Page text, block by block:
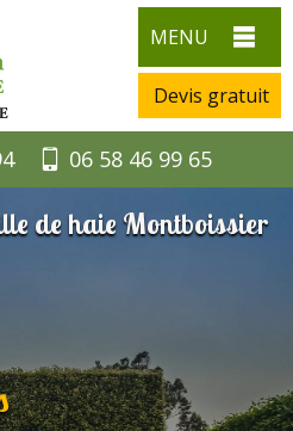
MENU
Devis gratuit
06 58 46 99 65
de haie Montboissier